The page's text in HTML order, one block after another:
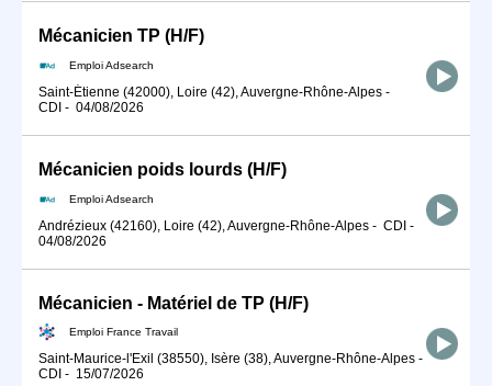
Mécanicien TP (H/F)
Emploi Adsearch
Saint-Étienne (42000), Loire (42), Auvergne-Rhône-Alpes -
CDI - 04/08/2026
Mécanicien poids lourds (H/F)
Emploi Adsearch
Andrézieux (42160), Loire (42), Auvergne-Rhône-Alpes - CDI -
04/08/2026
Mécanicien - Matériel de TP (H/F)
Emploi France Travail
Saint-Maurice-l'Exil (38550), Isère (38), Auvergne-Rhône-Alpes -
CDI - 15/07/2026